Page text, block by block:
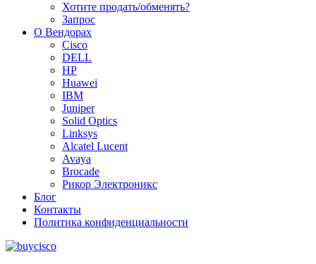
Хотите продать/обменять?
Запрос
О Вендорах
Cisco
DELL
HP
Huawei
IBM
Juniper
Solid Optics
Linksys
Alcatel Lucent
Avaya
Brocade
Рикор Электроникс
Блог
Контакты
Политика конфиденциальности